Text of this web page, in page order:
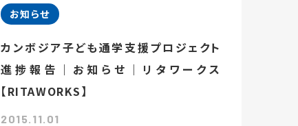
お知らせ
カンボジア子ども通学支援プロジェクト
進捗報告｜お知らせ｜リタワークス
【RITAWORKS】
2015.11.01